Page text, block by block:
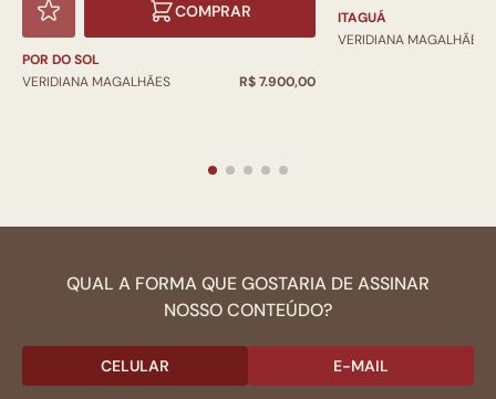
COMPRAR
POR DO SOL
VERIDIANA MAGALHÃES
R$ 7.900,00
ITAGUÁ
VERIDIANA MAGALHÃES
QUAL A FORMA QUE GOSTARIA DE ASSINAR
NOSSO CONTEÚDO?
CELULAR E-MAIL